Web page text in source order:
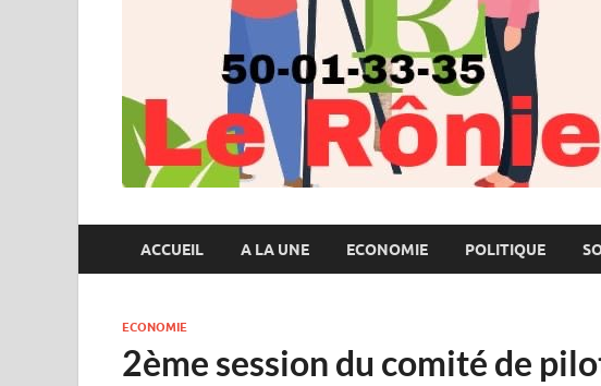
ACCUEIL A LA UNE ECONOMIE POLITIQUE
ECONOMIE
2ème session du comité de